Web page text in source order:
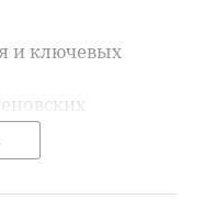
и ключевых